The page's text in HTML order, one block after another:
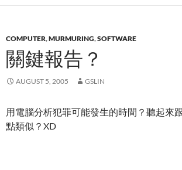
COMPUTER,MURMURING,SOFTWARE
關鍵報告？
AUGUST 5, 2005 GSLIN
用電腦分析犯罪可能發生的時間？聽起來
點類似？XD